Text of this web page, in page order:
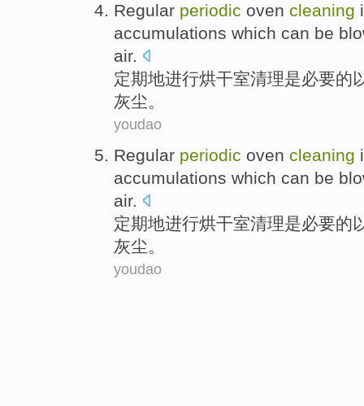
Regular periodic oven cleaning
accumulations which can be
air.
定期地进行烘干室清理是必要的
灰尘。
youdao
Regular periodic oven cleaning
accumulations which can be
air.
定期地进行烘干室清理是必要的
灰尘。
youdao